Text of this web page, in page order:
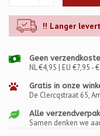
!! Langer
Geen
NL €4,95 | EU €7,95 -
Gratis in onze
De Clercqstraat 65,
Alle
Samen denken we